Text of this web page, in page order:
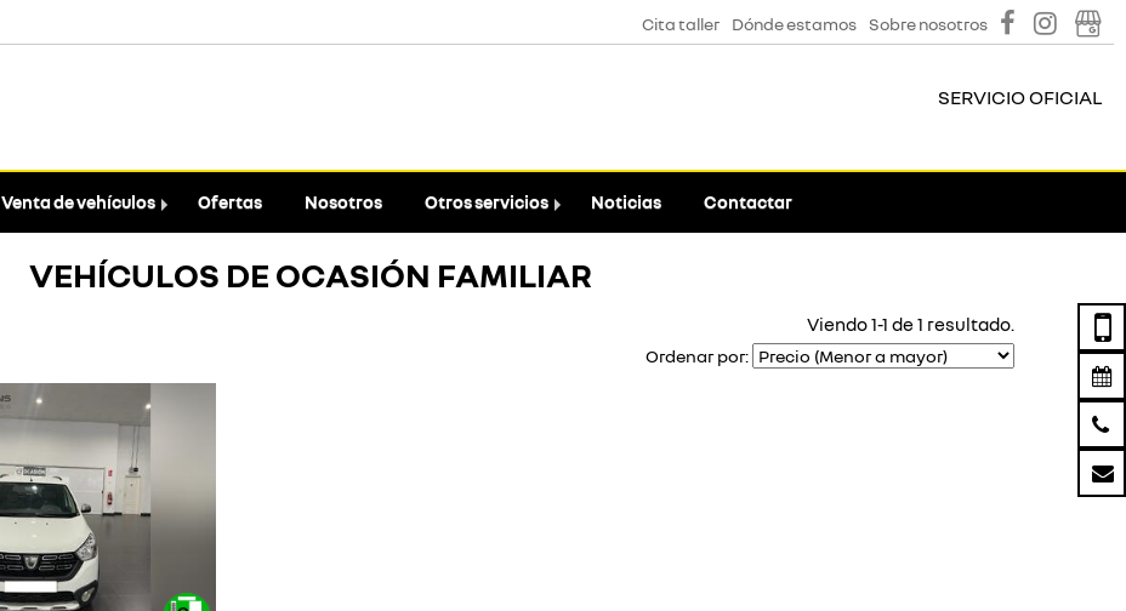
Cita taller Dónde estamos Sobre nosotros
SERVICIO OFICIAL
Venta de vehículos Ofertas Nosotros Otros servicios Noticias Contactar
VEHÍCULOS DE OCASIÓN FAMILIAR
Viendo 1-1 de 1 resultado.
Ordenar por: